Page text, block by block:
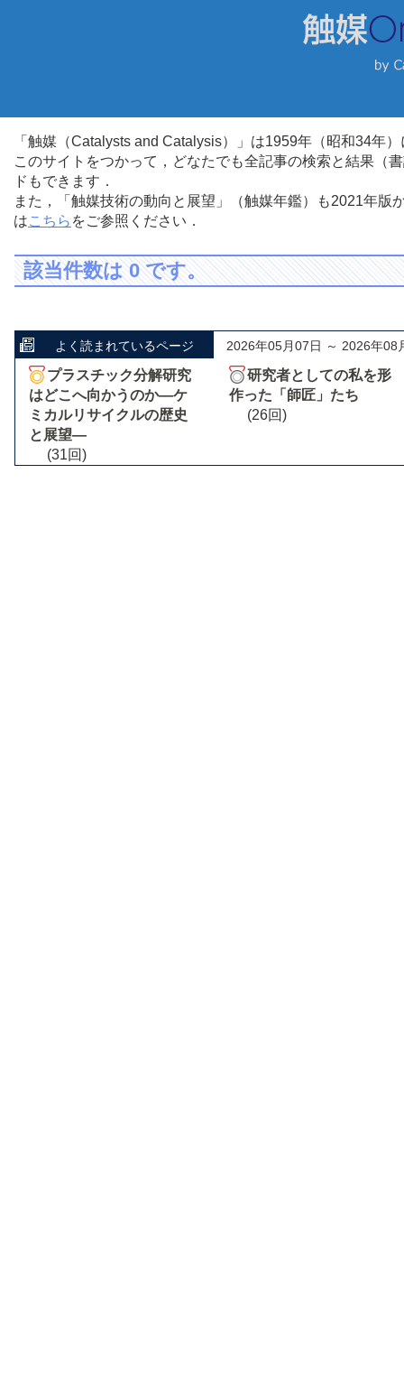
「触媒（Catalysts and Catalysis）」は1959年（昭和34年
このサイトをつかって，どなたでも全記事の検索と結果（
ドもできます．
また，「触媒技術の動向と展望」（触媒年鑑）も2021年
はこちら をご参照ください．
該当件数は 0 です。
よく読まれているページ 2026年05月07日 ～ 2026年08
プラスチック分解研究
はどこへ向かうのか―ケ
ミカルリサイクルの歴史
と展望―
(31回)
研究者としての私を形
作った「師匠」たち
(26回)